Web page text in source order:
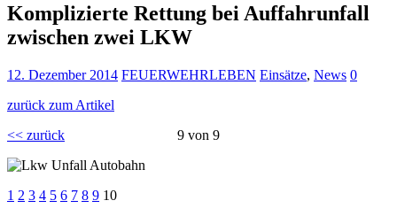
Komplizierte Rettung bei Auffahrunfall
zwischen zwei LKW
12. Dezember 2014 FEUERWEHRLEBEN Einsätze, News 0
zurück zum Artikel
<< zurück
9 von 9
1 2 3 4 5 6 7 8 9 10